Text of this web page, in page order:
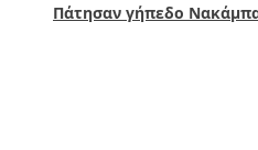
Πάτησαν γήπεδο